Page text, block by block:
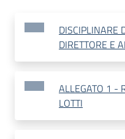
DISCIPLINARE
DIRETTORE E
ALLEGATO 1 -
LOTTI